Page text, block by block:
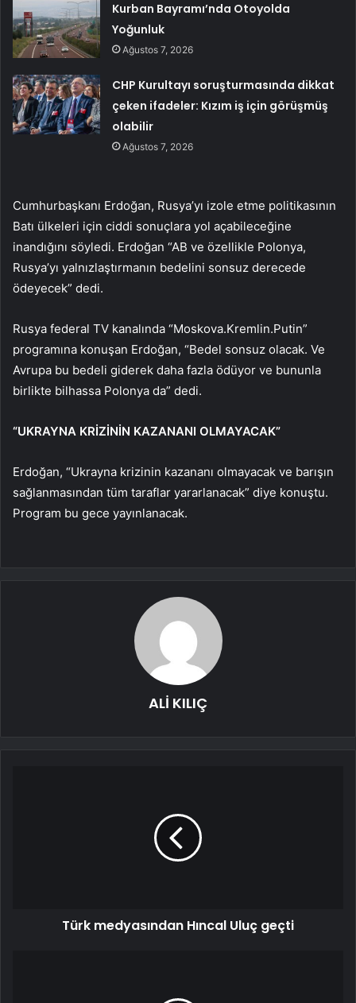
Kurban Bayramı’nda Otoyolda
Yoğunluk
Ağustos 7, 2026
CHP Kurultayı soruşturmasında dikkat
çeken ifadeler: Kızım iş için görüşmüş
olabilir
Ağustos 7, 2026
Cumhurbaşkanı Erdoğan, Rusya’yı izole etme politikasının
Batı ülkeleri için ciddi sonuçlara yol açabileceğine
inandığını söyledi. Erdoğan “AB ve özellikle Polonya,
Rusya’yı yalnızlaştırmanın bedelini sonsuz derecede
ödeyecek” dedi.
Rusya federal TV kanalında “Moskova.Kremlin.Putin”
programına konuşan Erdoğan, “Bedel sonsuz olacak. Ve
Avrupa bu bedeli giderek daha fazla ödüyor ve bununla
birlikte bilhassa Polonya da” dedi.
“UKRAYNA KRİZİNİN KAZANANI OLMAYACAK”
Erdoğan, “Ukrayna krizinin kazananı olmayacak ve barışın
sağlanmasından tüm taraflar yararlanacak” diye konuştu.
Program bu gece yayınlanacak.
ALİ KILIÇ
Türk medyasından Hıncal Uluç geçti